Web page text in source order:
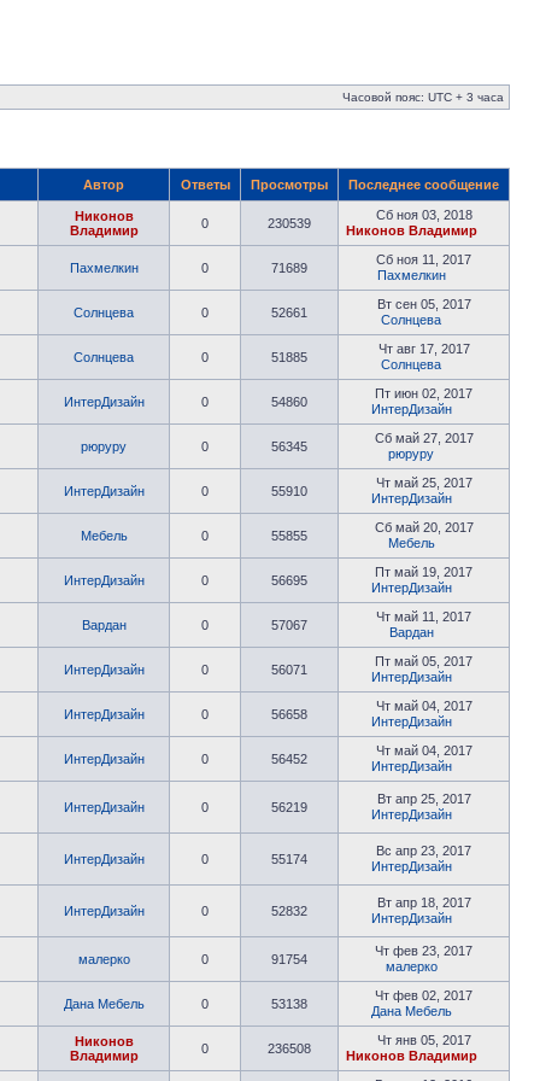
Часовой пояс: UTC + 3 часа
Автор Ответы Просмотры Последнее сообщение
Никонов
Владимир
0 230539
Сб ноя 03, 2018
Никонов Владимир
Пахмелкин 0 71689
Сб ноя 11, 2017
Пахмелкин
Солнцева 0 52661
Вт сен 05, 2017
Солнцева
Солнцева 0 51885
Чт авг 17, 2017
Солнцева
ИнтерДизайн 0 54860
Пт июн 02, 2017
ИнтерДизайн
рюруру 0 56345
Сб май 27, 2017
рюруру
ИнтерДизайн 0 55910
Чт май 25, 2017
ИнтерДизайн
Мебель 0 55855
Сб май 20, 2017
Мебель
ИнтерДизайн 0 56695
Пт май 19, 2017
ИнтерДизайн
Вардан 0 57067
Чт май 11, 2017
Вардан
ИнтерДизайн 0 56071
Пт май 05, 2017
ИнтерДизайн
ИнтерДизайн 0 56658
Чт май 04, 2017
ИнтерДизайн
ИнтерДизайн 0 56452
Чт май 04, 2017
ИнтерДизайн
ИнтерДизайн 0 56219
Вт апр 25, 2017
ИнтерДизайн
ИнтерДизайн 0 55174
Вс апр 23, 2017
ИнтерДизайн
ИнтерДизайн 0 52832
Вт апр 18, 2017
ИнтерДизайн
малерко 0 91754
Чт фев 23, 2017
малерко
Дана Мебель 0 53138
Чт фев 02, 2017
Дана Мебель
Никонов
Владимир
0 236508
Чт янв 05, 2017
Никонов Владимир